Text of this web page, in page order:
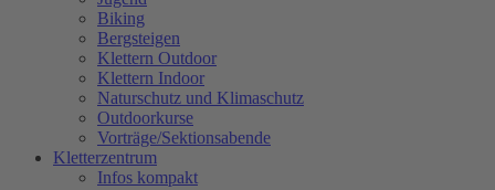
Biking
Bergsteigen
Klettern Outdoor
Klettern Indoor
Naturschutz und Klimaschutz
Outdoorkurse
Vorträge/Sektionsabende
Kletterzentrum
Infos kompakt